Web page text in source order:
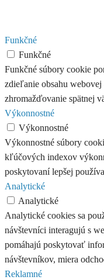
Funkčné
Funkčné
Funkčné súbory cookie
zdieľanie obsahu
zhromažďovanie spätnej
Výkonnostné
Výkonnostné
Výkonnostné súbory
kľúčových indexov
poskytovaní lepšej
Analytické
Analytické
Analytické cookies sa
návštevníci interagujú s
pomáhajú poskytovať
návštevníkov, miera
Reklamné